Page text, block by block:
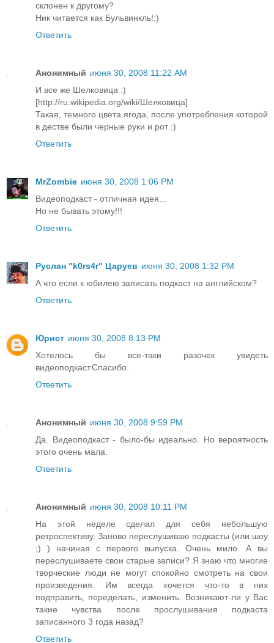
склонен к другому?
Ник читается как Бульвинкль!:)
Ответить
Анонимный июня 30, 2008 11:22 AM
И все же Шелковица :)
[http://ru.wikipedia.org/wiki/Шелковица]
Такая, темного цвета ягода, после употребления которой
в дестве были черные руки и рот :)
Ответить
MrZombie июня 30, 2008 1:06 PM
Видеоподкаст - отличная идея...
Но не бывать этому!!!
Ответить
Руслан "k0rs4r" Царуев июня 30, 2008 1:32 PM
А что если к юбилею записать подкаст на английском?
Ответить
Юрист июня 30, 2008 8:13 PM
Хотелось бы все-таки разочек увидеть
видеоподкаст.Спасибо.
Ответить
Анонимный июня 30, 2008 9:59 PM
Да. Видеоподкаст - было-бы идеально. Но вероятность
этого очень мала.
Ответить
Анонимный июня 30, 2008 10:11 PM
На этой неделе сделал для себя небольшую
ретроспективу. Заново переслушиваю подкасты (или шоу
;) ) начиная с первого выпуска. Очень мило. А вы
переслушиваете свои старые записи? Я знаю что многие
творческие люди не могут спокойно смотреть на свои
произведения. Им всегда хочется что-то в них
подправить, переделать, изменить. Возникают-ли у Вас
такие чувства после прослушивания подкаста
записанного 3 года назад?
Ответить